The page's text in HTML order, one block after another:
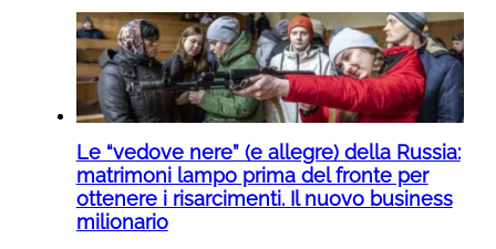
Le “vedove nere” (e allegre) della Russia:
matrimoni lampo prima del fronte per
ottenere i risarcimenti. Il nuovo business
milionario